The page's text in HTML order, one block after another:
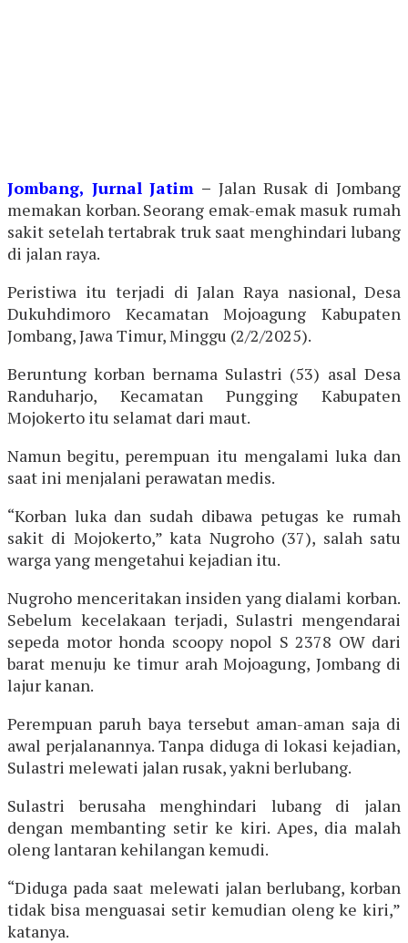
Jombang, Jurnal Jatim – Jalan Rusak di Jombang
memakan korban. Seorang emak-emak masuk rumah
sakit setelah tertabrak truk saat menghindari lubang
di jalan raya.
Peristiwa itu terjadi di Jalan Raya nasional, Desa
Dukuhdimoro Kecamatan Mojoagung Kabupaten
Jombang, Jawa Timur, Minggu (2/2/2025).
Beruntung korban bernama Sulastri (53) asal Desa
Randuharjo, Kecamatan Pungging Kabupaten
Mojokerto itu selamat dari maut.
Namun begitu, perempuan itu mengalami luka dan
saat ini menjalani perawatan medis.
“Korban luka dan sudah dibawa petugas ke rumah
sakit di Mojokerto,” kata Nugroho (37), salah satu
warga yang mengetahui kejadian itu.
Nugroho menceritakan insiden yang dialami korban.
Sebelum kecelakaan terjadi, Sulastri mengendarai
sepeda motor honda scoopy nopol S 2378 OW dari
barat menuju ke timur arah Mojoagung, Jombang di
lajur kanan.
Perempuan paruh baya tersebut aman-aman saja di
awal perjalanannya. Tanpa diduga di lokasi kejadian,
Sulastri melewati jalan rusak, yakni berlubang.
Sulastri berusaha menghindari lubang di jalan
dengan membanting setir ke kiri. Apes, dia malah
oleng lantaran kehilangan kemudi.
“Diduga pada saat melewati jalan berlubang, korban
tidak bisa menguasai setir kemudian oleng ke kiri,”
katanya.